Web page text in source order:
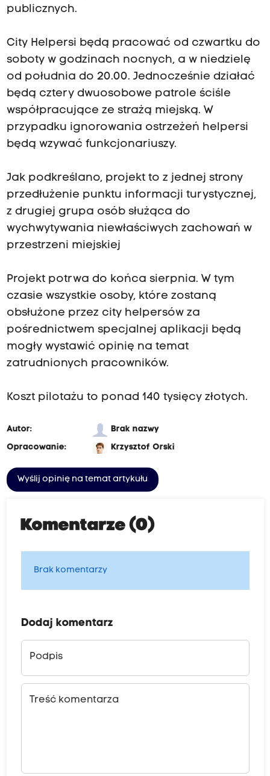
publicznych.
City Helpersi będą pracować od czwartku do
soboty w godzinach nocnych, a w niedzielę
od południa do 20.00. Jednocześnie działać
będą cztery dwuosobowe patrole ściśle
współpracujące ze strażą miejską. W
przypadku ignorowania ostrzeżeń helpersi
będą wzywać funkcjonariuszy.
Jak podkreślano, projekt to z jednej strony
przedłużenie punktu informacji turystycznej,
z drugiej grupa osób służąca do
wychwytywania niewłaściwych zachowań w
przestrzeni miejskiej
Projekt potrwa do końca sierpnia. W tym
czasie wszystkie osoby, które zostaną
obsłużone przez city helpersów za
pośrednictwem specjalnej aplikacji będą
mogły wystawić opinię na temat
zatrudnionych pracowników.
Koszt pilotażu to ponad 140 tysięcy złotych.
Autor:
Brak nazwy
Opracowanie:
Krzysztof Orski
Wyślij opinię na temat artykułu
Komentarze (0)
Brak komentarzy
Dodaj komentarz
Podpis
Treść komentarza